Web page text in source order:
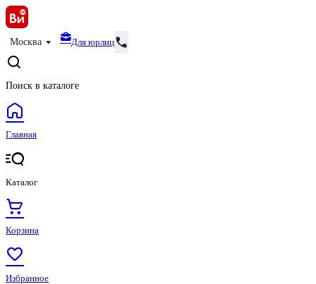
Москва Для юрлиц
Поиск в каталоге
Главная
Каталог
Корзина
Избранное